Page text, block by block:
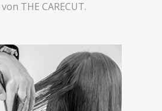
THE CARECUT.